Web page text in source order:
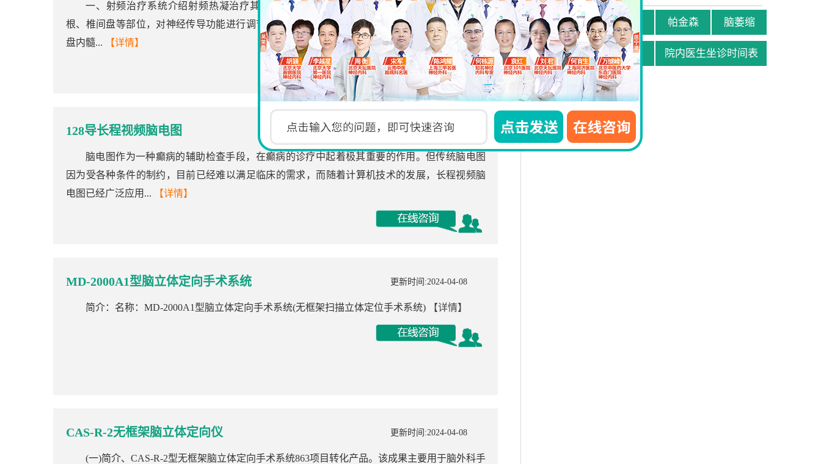
一、射频治疗系统介绍射频热凝治疗其原理是利用可控温度作用于神经节、神经干、神经
根、椎间盘等部位，对神经传导功能进行调节或使其蛋白质凝固，阻断神经冲动的传导、使椎间
盘内髓...
【详情】
128导长程视频脑电图 更新时间:2024-04-08
脑电图作为一种癫病的辅助检查手段，在癫病的诊疗中起着极其重要的作用。但传统脑电图
因为受各种条件的制约，目前已经难以满足临床的需求，而随着计算机技术的发展，长程视频脑
电图已经广泛应用...
【详情】
MD-2000A1型脑立体定向手术系统 更新时间:2024-04-08
简介：名称：MD-2000A1型脑立体定向手术系统(无框架扫描立体定位手术系统) 【详情】
CAS-R-2无框架脑立体定向仪 更新时间:2024-04-08
(一)简介、CAS-R-2型无框架脑立体定向手术系统863项目转化产品。该成果主要用于脑外科手
抑郁 截瘫 帕金森 脑萎缩
贫困患者援助申请 院内医生坐诊时间表